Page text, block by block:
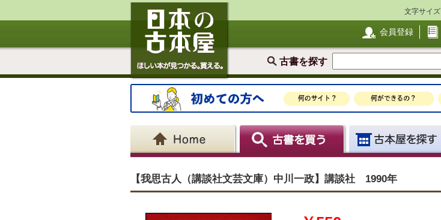
文字サイズ
会員登録
古書を探す
【我思古人（講談社文芸文庫）中川一政】講談社 1990年